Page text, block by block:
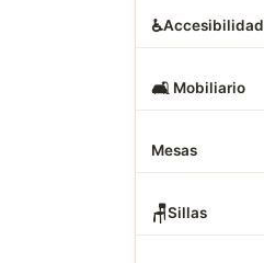
♿Accesibilidad
🛋 ️ Mobiliario
Mesas
🪑Sillas